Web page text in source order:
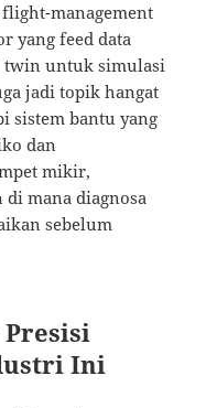
management
yang feed data
twin untuk simulasi
jadi topik hangat
sistem bantu yang
dan
mikir,
di mana diagnosa
sebelum
Ini